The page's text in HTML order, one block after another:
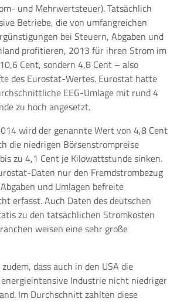
und Mehrwertsteuer). Tatsächlich
Betriebe, die von umfangreichen
bei Steuern, Abgaben und
profitieren, 2013 für ihren Strom im
Cent, sondern 4,8 Cent – also
des Eurostat-Wertes. Eurostat hatte
EEG-Umlage mit rund 4
zu hoch angesetzt.
wird der genannte Wert von 4,8 Cent
die niedrigen Börsenstrompreise
zu 4,1 Cent je Kilowattstunde sinken.
Daten nur den Fremdstrombezug
und Umlagen befreite
erfasst. Auch Daten des deutschen
zu den tatsächlichen Stromkosten
weisen eine sehr große
dass auch in den USA die
Industrie nicht niedriger
Im Durchschnitt zahlten diese